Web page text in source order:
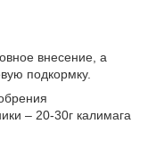
внесение, а
подкормку.
– 20-30г калимага